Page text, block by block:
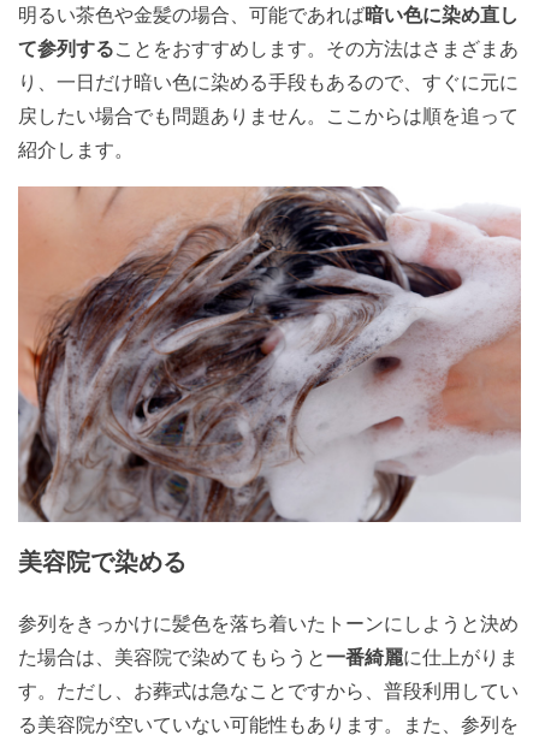
明るい茶色や金髪の場合、可能であれば暗い色に染め直し
て参列することをおすすめします。その方法はさまざまあ
り、一日だけ暗い色に染める手段もあるので、すぐに元に
戻したい場合でも問題ありません。ここからは順を追って
紹介します。
美容院で染める
参列をきっかけに髪色を落ち着いたトーンにしようと決め
た場合は、美容院で染めてもらうと一番綺麗に仕上がりま
す。ただし、お葬式は急なことですから、普段利用してい
る美容院が空いていない可能性もあります。また、参列を